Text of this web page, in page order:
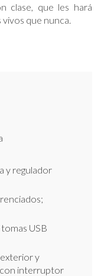
clase, que les hará
que nunca.
y regulador
USB
y
interruptor